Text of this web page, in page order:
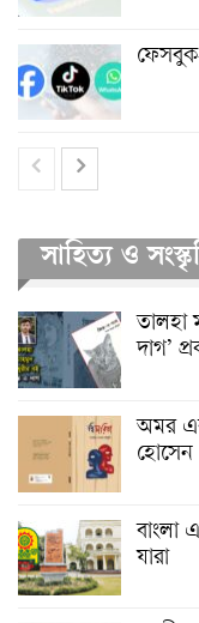
সাহিত্য ও
তালহা
দাগ’
অমর
হোসেন
বাংলা
যারা